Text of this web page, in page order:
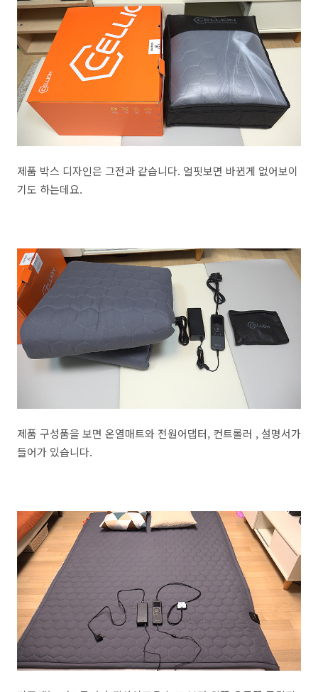
제품 박스 디자인은 그전과 같습니다. 얼핏보면 바뀐게 없어보이
기도 하는데요.
제품 구성품을 보면 온열매트와 전원어댑터, 컨트롤러 , 설명서가
들어가 있습니다.